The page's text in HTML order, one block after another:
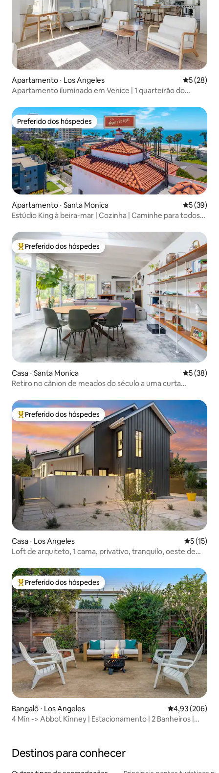
Apartamento ⋅ Los Angeles 5 de uma
5 (28)
Apartamento iluminado em Venice | 1 quarteirão do
Preferido dos hóspedes
Preferido dos hóspedes
Apartamento ⋅ Santa Monica 5 de uma
5 (39)
Estúdio King à beira-mar | Cozinha | Caminhe para todos
Entre os melhores preferidos dos hóspedes
Preferido dos hóspedes
Casa ⋅ Santa Monica 5 de uma
5 (38)
Retiro no cânion de meados do século a uma curta
Entre os melhores preferidos dos hóspedes
Preferido dos hóspedes
Casa ⋅ Los Angeles 5 de uma
5 (15)
Loft de arquiteto, 1 cama, privativo, tranquilo, oeste de
Entre os melhores preferidos dos hóspedes
Preferido dos hóspedes
Bangalô ⋅ Los Angeles 4,93 de uma
4,93 (206)
4 Min -> Abbot Kinney | Estacionamento | 2 Banheiros |
Destinos para conhecer